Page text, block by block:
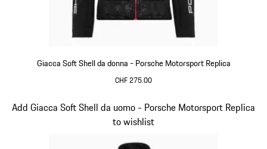
Giacca Soft Shell da donna - Porsche Motorsport Replica
CHF 275.00
Add Giacca Soft Shell da uomo - Porsche Motorsport Replica
to wishlist
Diapositiva 13 di 20